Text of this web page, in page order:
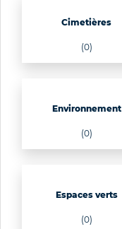
Cimetières
(0)
Environnement
(0)
Espaces verts
(0)